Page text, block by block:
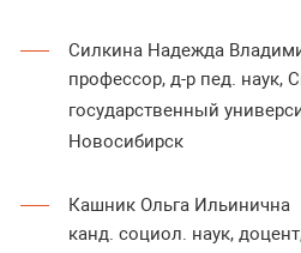
Силкина Надежда
профессор, д-р пед. наук,
государственный
Новосибирск
Кашник Ольга Ильинична
канд. социол. наук,